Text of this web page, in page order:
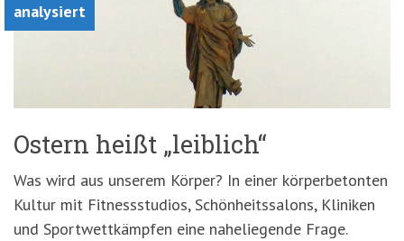
analysiert
Ostern heißt „leiblich“
Was wird aus unserem Körper? In einer körperbetonten
Kultur mit Fitnessstudios, Schönheitssalons, Kliniken
und Sportwettkämpfen eine naheliegende Frage.